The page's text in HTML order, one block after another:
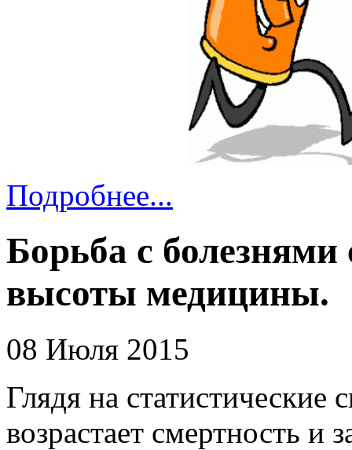
Подробнее...
Борьба с
высоты медицины.
08 Июля 2015
Глядя на статистические
возрастает смертность и